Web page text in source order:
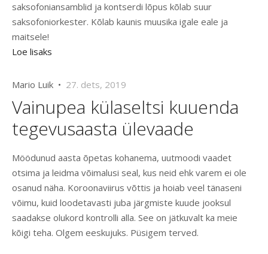
saksofoniansamblid ja kontserdi lõpus kõlab suur
saksofoniorkester. Kõlab kaunis muusika igale eale ja
maitsele!
Loe lisaks
Mario Luik • 27. dets, 2019
Vainupea külaseltsi kuuenda
tegevusaasta ülevaade
Möödunud aasta õpetas kohanema, uutmoodi vaadet
otsima ja leidma võimalusi seal, kus neid ehk varem ei ole
osanud näha. Koroonaviirus võttis ja hoiab veel tänaseni
võimu, kuid loodetavasti juba järgmiste kuude jooksul
saadakse olukord kontrolli alla. See on jätkuvalt ka meie
kõigi teha. Olgem eeskujuks. Püsigem terved.